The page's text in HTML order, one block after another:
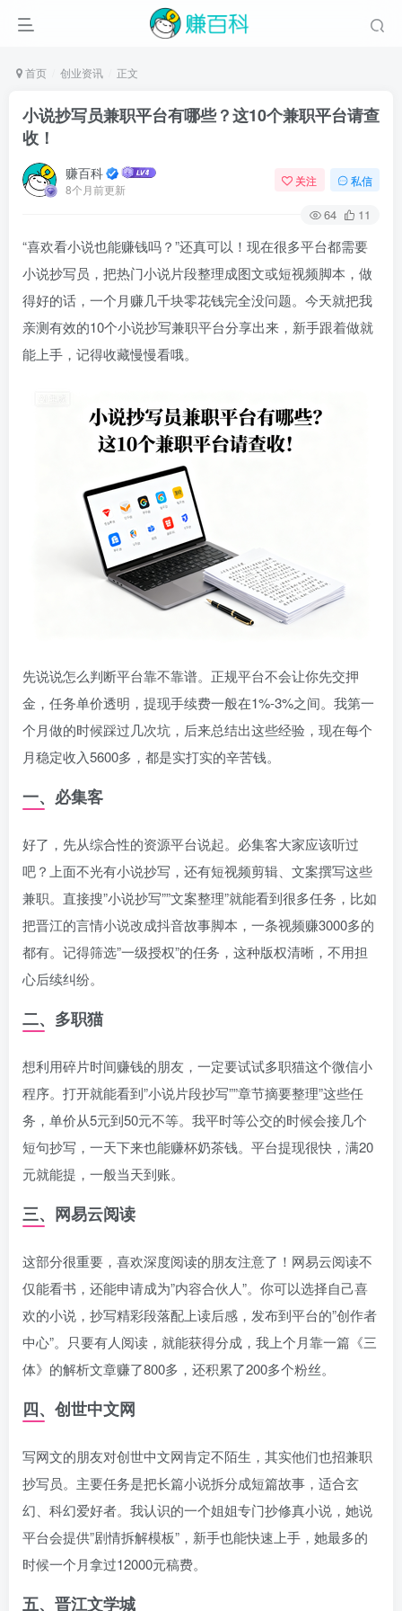
首页 创业资讯 正文
小说抄写员兼职平台有哪些？这10个兼职平台请查
收！
赚百科
8个月前更新
关注 私信
64 11
“喜欢看小说也能赚钱吗？”还真可以！现在很多平台都需要
小说抄写员，把热门小说片段整理成图文或短视频脚本，做
得好的话，一个月赚几千块零花钱完全没问题。今天就把我
亲测有效的10个小说抄写兼职平台分享出来，新手跟着做就
能上手，记得收藏慢慢看哦。
先说说怎么判断平台靠不靠谱。正规平台不会让你先交押
金，任务单价透明，提现手续费一般在1%-3%之间。我第一
个月做的时候踩过几次坑，后来总结出这些经验，现在每个
月稳定收入5600多，都是实打实的辛苦钱。
一、必集客
好了，先从综合性的资源平台说起。必集客大家应该听过
吧？上面不光有小说抄写，还有短视频剪辑、文案撰写这些
兼职。直接搜”小说抄写””文案整理”就能看到很多任务，比如
把晋江的言情小说改成抖音故事脚本，一条视频赚3000多的
都有。记得筛选”一级授权”的任务，这种版权清晰，不用担
心后续纠纷。
二、多职猫
想利用碎片时间赚钱的朋友，一定要试试多职猫这个微信小
程序。打开就能看到”小说片段抄写””章节摘要整理”这些任
务，单价从5元到50元不等。我平时等公交的时候会接几个
短句抄写，一天下来也能赚杯奶茶钱。平台提现很快，满20
元就能提，一般当天到账。
三、网易云阅读
这部分很重要，喜欢深度阅读的朋友注意了！网易云阅读不
仅能看书，还能申请成为”内容合伙人”。你可以选择自己喜
欢的小说，抄写精彩段落配上读后感，发布到平台的”创作者
中心”。只要有人阅读，就能获得分成，我上个月靠一篇《三
体》的解析文章赚了800多，还积累了200多个粉丝。
四、创世中文网
写网文的朋友对创世中文网肯定不陌生，其实他们也招兼职
抄写员。主要任务是把长篇小说拆分成短篇故事，适合玄
幻、科幻爱好者。我认识的一个姐姐专门抄修真小说，她说
平台会提供”剧情拆解模板”，新手也能快速上手，她最多的
时候一个月拿过12000元稿费。
五、晋江文学城